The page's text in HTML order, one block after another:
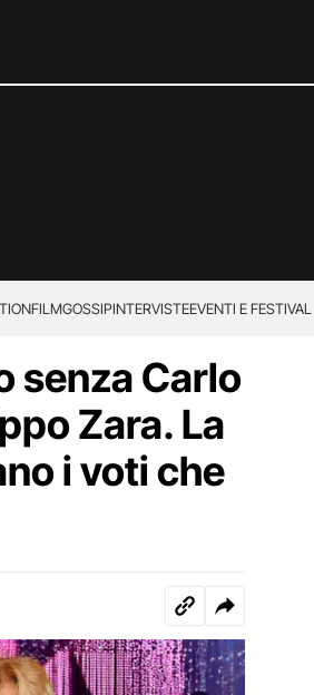
FILMGOSSIPINTERVISTEEVENTI E FESTIVAL
senza Carlo
Zara. La
i voti che